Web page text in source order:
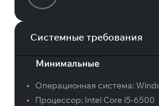
Системные требования
Минимальные
• Операционная система:
•
Процессор: Intel Core i5-6500